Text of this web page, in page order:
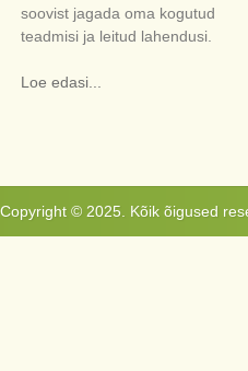
soovist jagada oma kogutud
teadmisi ja leitud lahendusi.
Loe edasi...
Copyright © 2025. Kõik õigused